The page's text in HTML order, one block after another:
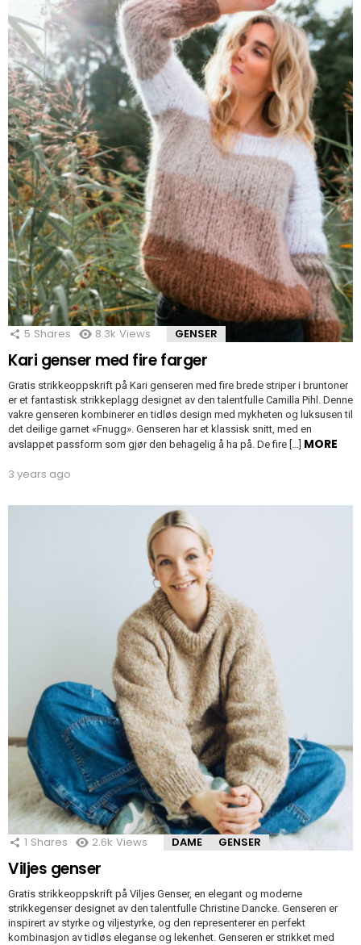
5 Shares 8.3k Views GENSER
Kari genser med fire farger
Gratis strikkeoppskrift på Kari genseren med fire brede striper i bruntoner
er et fantastisk strikkeplagg designet av den talentfulle Camilla Pihl. Denne
vakre genseren kombinerer en tidløs design med mykheten og luksusen til
det deilige garnet «Fnugg». Genseren har et klassisk snitt, med en
avslappet passform som gjør den behagelig å ha på. De fire […] MORE
3 years ago
1 Shares 2.6k Views DAME GENSER
Viljes genser
Gratis strikkeoppskrift på Viljes Genser, en elegant og moderne
strikkegenser designet av den talentfulle Christine Dancke. Genseren er
inspirert av styrke og viljestyrke, og den representerer en perfekt
kombinasjon av tidløs eleganse og lekenhet. Genseren er strikket med